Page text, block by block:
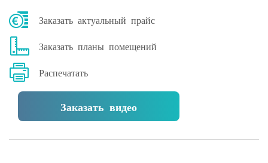
Заказать актуальный прайс
Заказать планы помещений
Распечатать
Заказать видео